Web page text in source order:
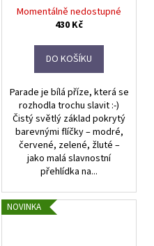
Momentálně nedostupné
430 Kč
DO KOŠÍKU
Parade je bílá příze, která se
rozhodla trochu slavit :-)
Čistý světlý základ pokrytý
barevnými flíčky – modré,
červené, zelené, žluté –
jako malá slavnostní
přehlídka na...
NOVINKA